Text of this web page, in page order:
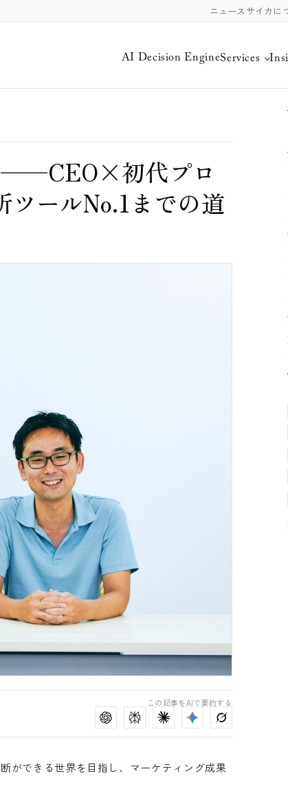
ニュース サイカに
AI Decision EngineServices
──CEO×初代プロ
ツールNo.1までの道
この記事をAIで要約する
ができる世界を目指し、マーケティング成果